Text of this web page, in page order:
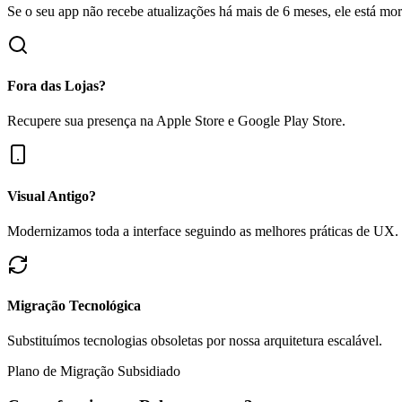
Se o seu app não recebe atualizações há mais de 6 meses, ele está
Fora das Lojas?
Recupere sua presença na Apple Store e Google Play Store.
Visual Antigo?
Modernizamos toda a interface seguindo as melhores práticas de UX.
Migração Tecnológica
Substituímos tecnologias obsoletas por nossa arquitetura escalável.
Plano de Migração Subsidiado